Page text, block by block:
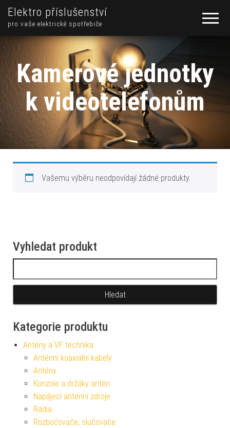
Elektro příslušenství
pro vaše elektrické spotřebiče
Kamerové jednotky
k videotelefonům
Vašemu výběru neodpovídají žádné produkty.
Vyhledat produkt
Kategorie produktu
Antény a VF technika
Anténní koaxiální kabely
Antény
Konzole a držáky antén
Napájecí anténní zdroje
Rádia
Rozbočovače, slučovače